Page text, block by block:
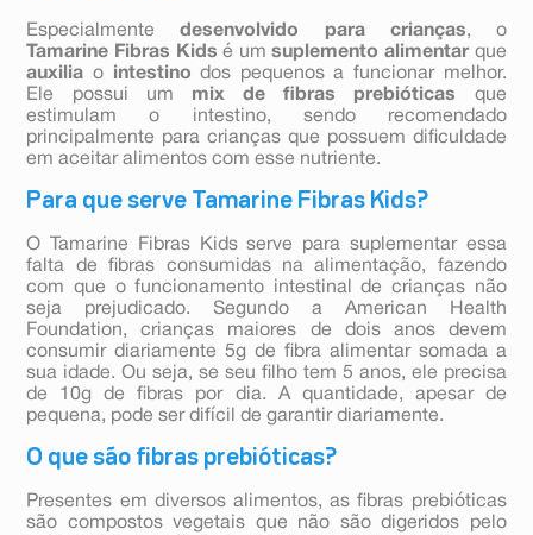
Especialmentedesenvolvido para crianças, o
Tamarine Fibras Kids é umsuplemento alimentarque
auxilia o intestino dos pequenos a funcionar melhor.
Ele possui um mix de fibras prebióticas que
estimulam o intestino, sendo recomendado
principalmente para crianças que possuem dificuldade
em aceitar alimentos com esse nutriente.
Para que serve Tamarine Fibras Kids?
O Tamarine Fibras Kids serve para suplementar essa
falta de fibras consumidas na alimentação, fazendo
com que o funcionamento intestinal de crianças não
seja prejudicado. Segundo a American Health
Foundation, crianças maiores de dois anos devem
consumir diariamente 5g de fibra alimentar somada a
sua idade. Ou seja, se seu filho tem 5 anos, ele precisa
de 10g de fibras por dia. A quantidade, apesar de
pequena, pode ser difícil de garantir diariamente.
O que são fibras prebióticas?
Presentes em diversos alimentos, as fibras prebióticas
são compostos vegetais que não são digeridos pelo